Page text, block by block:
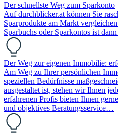
Der schnellste Weg zum Sparkonto
Auf durchblicker.at können Sie
Sparprodukte am Markt
Sparbuchs oder Sparkontos ist
Der Weg zur eigenen Immobilie:
Am Weg zu Ihrer persönlichen
speziellen Bedürfnisse
ausgestaltet ist, stehen wir Ihnen
erfahrenen Profis bieten Ihnen
und objektives Beratungsservice…